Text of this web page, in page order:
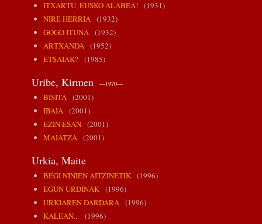
ITXARTU, EUSKO ALABEA! (1931)
NIRE HERRIA(1932)
GOGO ITUNA(1932)
ARTXANDA(1952)
ETSAIAK?(1985)
Uribe, Kirmen —1970—
BISITA(2001)
IBAIA(2001)
EZIN ESAN(2001)
MAIATZA(2001)
Urkia, Maite
BEGI NINIEN AITZINETIK(1996)
EGUN URDINAK(1996)
URKIAREN DARDARA(1996)
KALEAN...(1996)